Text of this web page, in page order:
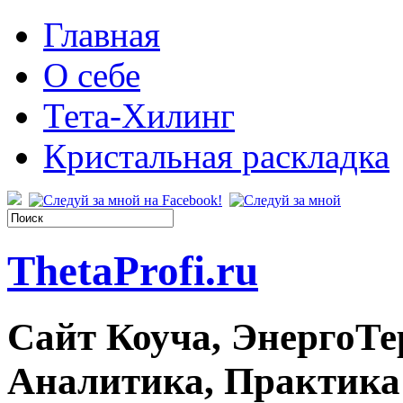
Главная
О себе
Тета-Хилинг
Кристальная раскладка
ThetaProfi.ru
Сайт Коуча,
Аналитика,